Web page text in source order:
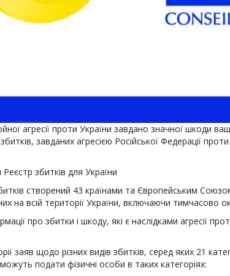
агресії проти України завдано значної шкоди
завданих агресією Російської Федерації
збитків для України
створений 43 країнами та Європейським
на всій території України, включаючи тимчасово
про збитки і шкоду, які є наслідками агресії
заяв щодо різних видів збитків, серед яких 21
подати фізичні особи в таких категоріях: